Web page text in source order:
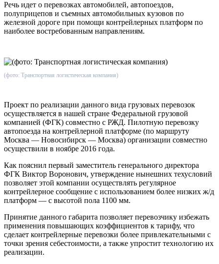
Речь идет о перевозках автомобилей, автопоездов,
полуприцепов и съемных автомобильных кузовов по
железной дороге при помощи контрейлерных платформ по
наиболее востребованным направлениям.
(фото: Транспортная логистическая компания)
Проект по реализации данного вида грузовых перевозок
осуществляется в нашей стране Федеральной грузовой
компанией (ФГК) совместно с РЖД. Пилотную перевозку
автопоезда на контрейлерной платформе (по маршруту
Москва — Новосибирск — Москва) организации совместно
осуществили в ноябре 2016 года.
Как пояснил первый заместитель генерального директора
ФГК Виктор Воронович, утверждение нынешних техусловий
позволяет этой компании осуществлять регулярное
контрейлерное сообщение с использованием более низких ж/д
платформ — с высотой пола 1100 мм.
Принятие данного габарита позволяет перевозчику избежать
применения повышающих коэффициентов к тарифу, что
сделает контрейлерные перевозки более привлекательными с
точки зрения себестоимости, а также упростит технологию их
реализации.